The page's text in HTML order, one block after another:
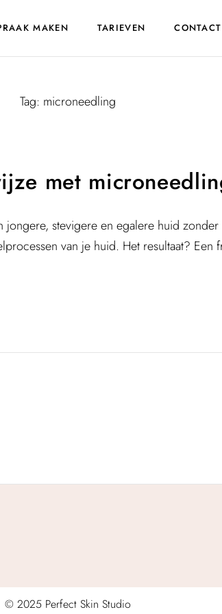
MAKEN TARIEVEN CONTACT
Tag: microneedling
met
stevigere en egalere huid
van je huid. Het resultaat? Een
© 2025 Perfect Skin Studio